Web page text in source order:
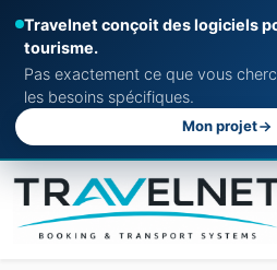
Travelnet conçoit des logiciels
tourisme.
Pas exactement ce que vous
les besoins spécifiques.
Mon projet